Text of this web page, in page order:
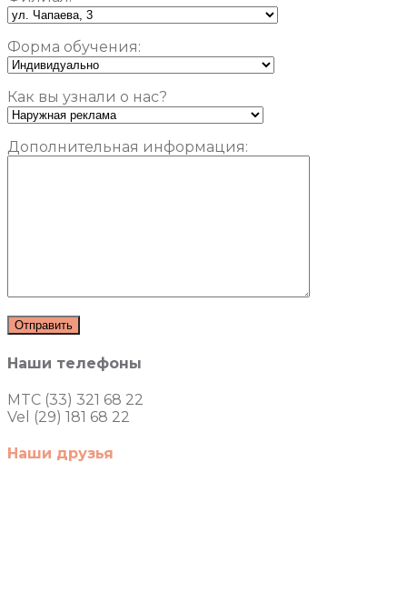
Форма обучения:
Как вы узнали о нас?
Дополнительная информация:
Наши телефоны
MTC (33) 321 68 22
Vel (29) 181 68 22
Наши друзья